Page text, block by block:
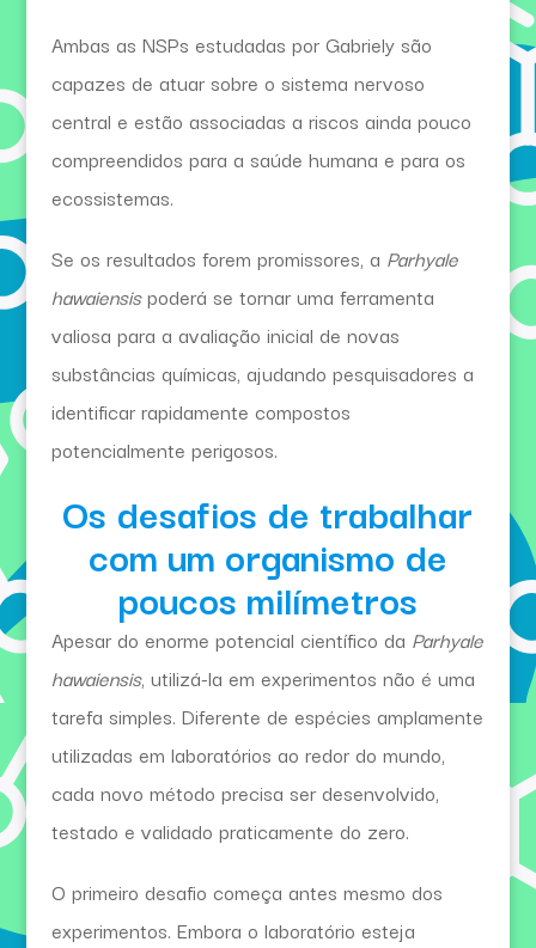
Ambas as NSPs estudadas por Gabriely são
capazes de atuar sobre o sistema nervoso
central e estão associadas a riscos ainda pouco
compreendidos para a saúde humana e para os
ecossistemas.
Se os resultados forem promissores, a Parhyale
hawaiensispoderá se tornar uma ferramenta
valiosa para a avaliação inicial de novas
substâncias químicas, ajudando pesquisadores a
identificar rapidamente compostos
potencialmente perigosos.
Os desafios de trabalhar
com um organismo de
poucos milímetros
Apesar do enorme potencial científico da Parhyale
hawaiensis, utilizá-la em experimentos não é uma
tarefa simples. Diferente de espécies amplamente
utilizadas em laboratórios ao redor do mundo,
cada novo método precisa ser desenvolvido,
testado e validado praticamente do zero.
O primeiro desafio começa antes mesmo dos
experimentos. Embora o laboratório esteja